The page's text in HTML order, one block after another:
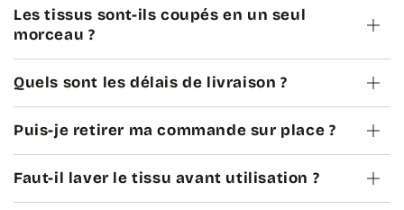
Les tissus sont-ils coupés en un seul
morceau ?
Quels sont les délais de livraison ?
Puis-je retirer ma commande sur place ?
Faut-il laver le tissu avant utilisation ?